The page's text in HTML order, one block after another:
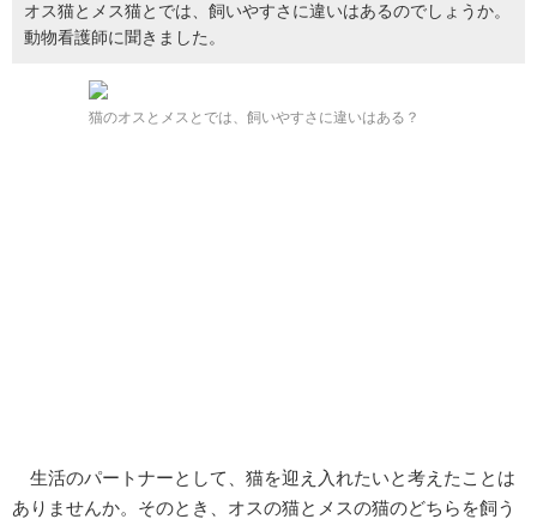
オス猫とメス猫とでは、飼いやすさに違いはあるのでしょうか。
動物看護師に聞きました。
猫のオスとメスとでは、飼いやすさに違いはある？
生活のパートナーとして、猫を迎え入れたいと考えたことは
ありませんか。そのとき、オスの猫とメスの猫のどちらを飼う